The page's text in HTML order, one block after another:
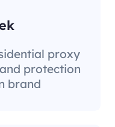
proxy
protection
brand